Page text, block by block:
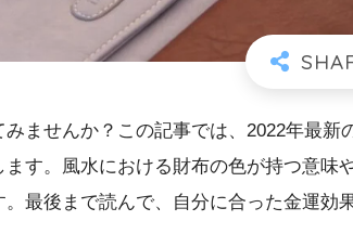
ませんか？この記事では、2022年最新
す。風水における財布の色が持つ意味
最後まで読んで、自分に合った金運効